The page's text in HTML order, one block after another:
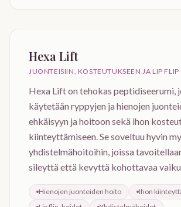
Hexa Lift
JUONTEISIIN, KOSTEUTUKSEEN JA LIP
Hexa Lift on tehokas peptidiseerumi,
käytetään ryppyjen ja hienojen
ehkäisyyn ja hoitoon sekä ihon
kiinteyttämiseen. Se soveltuu hyvin
yhdistelmähoitoihin, joissa
sileyttä että kevyttä kohottavaa
Hienojen juonteiden hoito
Ihon